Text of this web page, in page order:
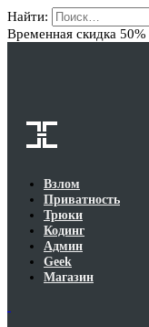
Найти:
Временная скидка 50%
Взлом
Приватность
Трюки
Кодинг
Админ
Geek
Магазин